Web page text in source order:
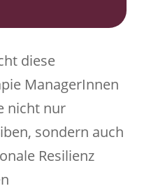
diese
ManagerInnen
nicht nur
sondern auch
Resilienz